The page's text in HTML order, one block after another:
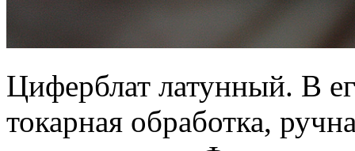
Циферблат латунный. В
токарная обработка,